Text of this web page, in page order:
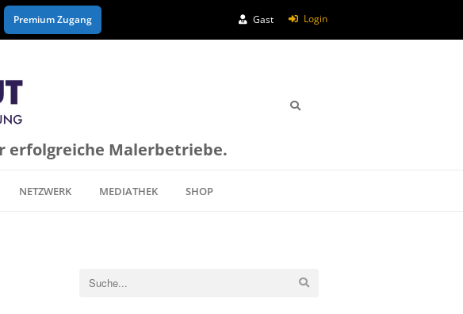
Premium Zugang Gast Login
erfolgreiche Malerbetriebe.
NETZWERK MEDIATHEK SHOP